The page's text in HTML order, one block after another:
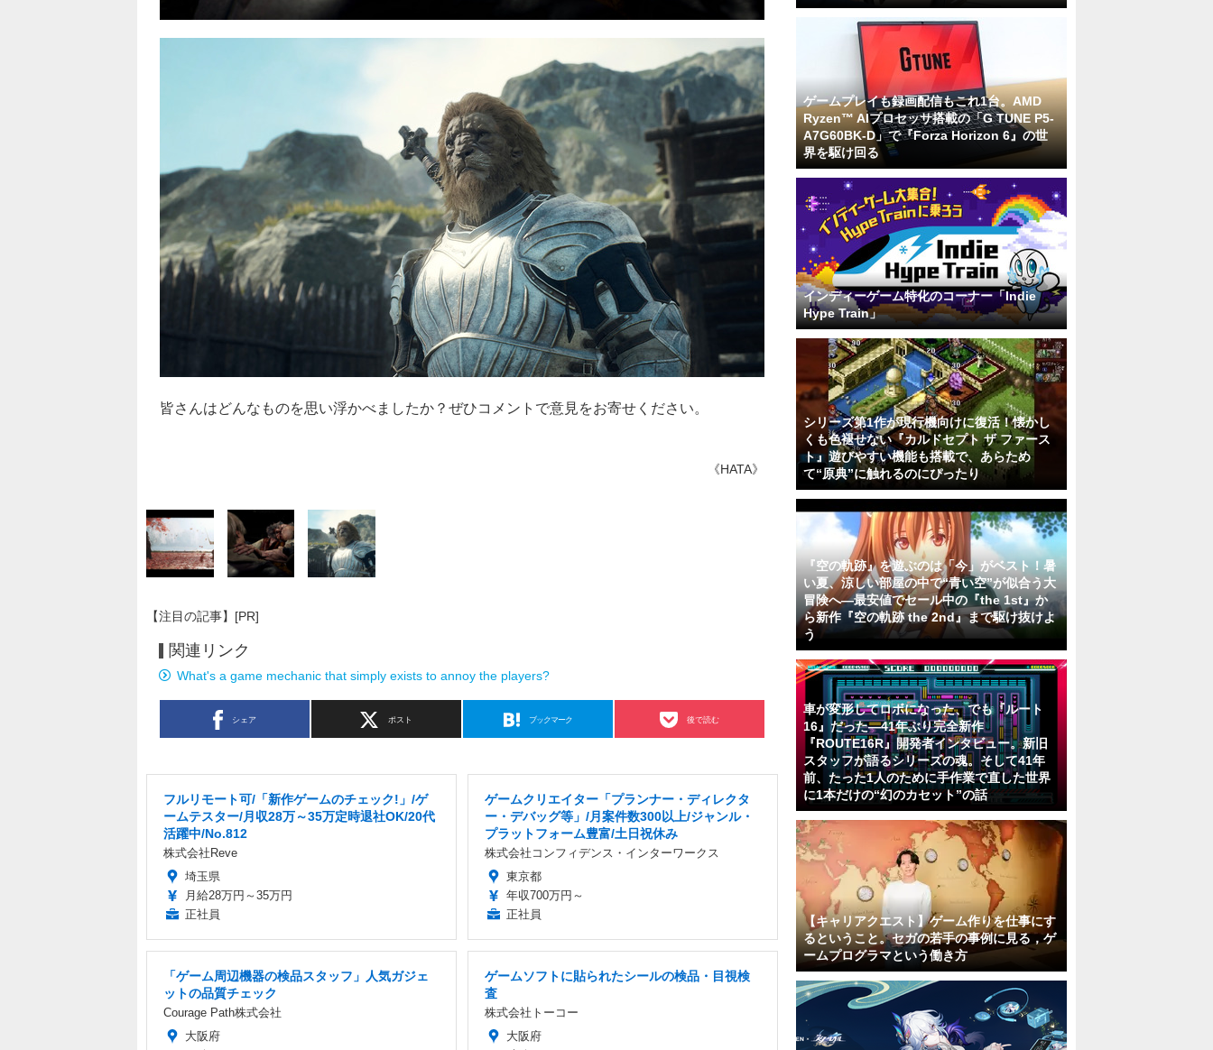
皆さんはどんなものを思い浮かべましたか？ぜひコメントで意見をお寄せください。
《HATA》
【注目の記事】[PR]
関連リンク
What's a game mechanic that simply exists to annoy the players?
シェア ポスト ブックマーク 後で読む
フルリモート可/「新作ゲームのチェック!」/ゲ
ームテスター/月収28万～35万定時退社OK/20代
活躍中/No.812
株式会社Reve
埼玉県
月給28万円～35万円
正社員
ゲームクリエイター「プランナー・ディレクタ
ー・デバッグ等」/月案件数300以上/ジャンル・
プラットフォーム豊富/土日祝休み
株式会社コンフィデンス・インターワークス
東京都
年収700万円～
正社員
「ゲーム周辺機器の検品スタッフ」人気ガジェ
ットの品質チェック
Courage Path株式会社
大阪府
ゲームソフトに貼られたシールの検品・目視検
査
株式会社トーコー
大阪府
ゲームプレイも録画配信もこれ1台。AMD
Ryzen™ AIプロセッサ搭載の「G TUNE P5-
A7G60BK-D」で『Forza Horizon 6』の世
界を駆け回る
インディーゲーム特化のコーナー「Indie
Hype Train」
シリーズ第1作が現行機向けに復活！懐かし
くも色褪せない『カルドセプト ザ ファース
ト』遊びやすい機能も搭載で、あらため
て“原典”に触れるのにぴったり
『空の軌跡』を遊ぶのは「今」がベスト！暑
い夏、涼しい部屋の中で“青い空”が似合う大
冒険へ―最安値でセール中の『the 1st』か
ら新作『空の軌跡 the 2nd』まで駆け抜けよ
う
車が変形してロボになった、でも『ルート
16』だった―41年ぶり完全新作
『ROUTE16R』開発者インタビュー。新旧
スタッフが語るシリーズの魂。そして41年
前、たった1人のために手作業で直した世界
に1本だけの“幻のカセット”の話
【キャリアクエスト】ゲーム作りを仕事にす
るということ。セガの若手の事例に見る，ゲ
ームプログラマという働き方